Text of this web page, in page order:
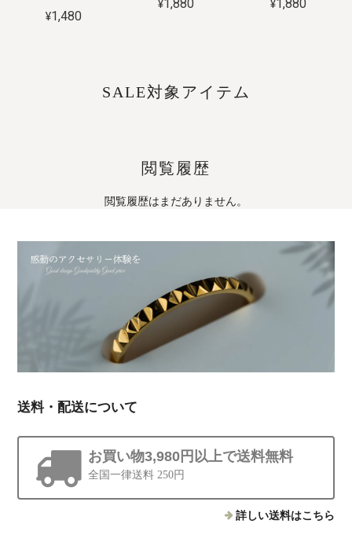
¥1,480
¥1,880 ¥1,880
SALE対象アイテム
閲覧履歴
閲覧履歴はまだありません。
送料・配送について
お買い物3,980円以上で送料無料
全国一律送料 250円
詳しい送料はこちら